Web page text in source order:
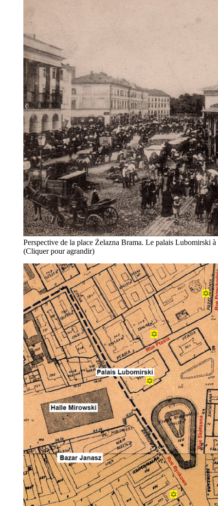
Perspective de la place Żelazna Brama. Le palais Lubomirski
(Cliquer pour agrandir)